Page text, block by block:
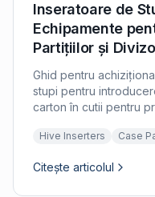
Inseratoare de
Echipamente
Partițiilor și
Ghid pentru
stupi pentru
carton în cutii pentru
Hive Inserters Case
Citește articolul